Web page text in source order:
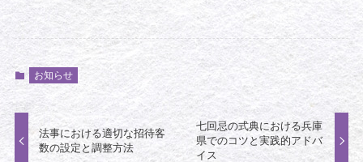
お知らせ
法事における適切な招待客
数の設定と調整方法
七回忌の式典における兵庫
県でのコツと実践的アドバ
イス